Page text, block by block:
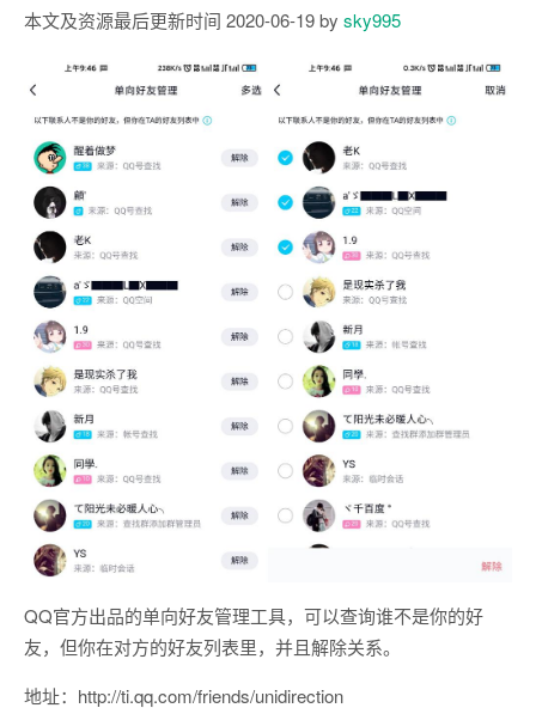
本文及资源最后更新时间 2020-06-19 by sky995
QQ官方出品的单向好友管理工具，可以查询谁不是你的好
友，但你在对方的好友列表里，并且解除关系。
地址：http://ti.qq.com/friends/unidirection